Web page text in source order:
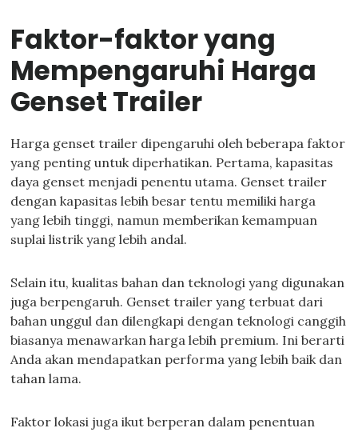
Faktor-faktor yang
Mempengaruhi Harga
Genset Trailer
Harga genset trailer dipengaruhi oleh beberapa faktor
yang penting untuk diperhatikan. Pertama, kapasitas
daya genset menjadi penentu utama. Genset trailer
dengan kapasitas lebih besar tentu memiliki harga
yang lebih tinggi, namun memberikan kemampuan
suplai listrik yang lebih andal.
Selain itu, kualitas bahan dan teknologi yang digunakan
juga berpengaruh. Genset trailer yang terbuat dari
bahan unggul dan dilengkapi dengan teknologi canggih
biasanya menawarkan harga lebih premium. Ini berarti
Anda akan mendapatkan performa yang lebih baik dan
tahan lama.
Faktor lokasi juga ikut berperan dalam penentuan